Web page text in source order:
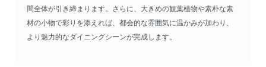
間全体が引き締まります。さらに、大きめの観葉植物や素朴な素
材の小物で彩りを添えれば、都会的な雰囲気に温かみが加わり、
より魅力的なダイニングシーンが完成します。